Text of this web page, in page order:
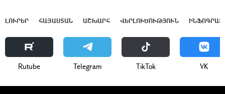
ԼՈՒՐԵՐ ՀԱՅԱՍՏԱՆ ԱՇԽԱՐՀ ՎԵՐԼՈՒԾՈՒԹՅՈՒՆ
Rutube Telegram ТikТоk VK